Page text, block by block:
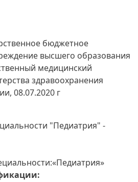
бюджетное
высшего образования
медицинский
здравоохранения
08.07.2020 г
"Педиатрия" -